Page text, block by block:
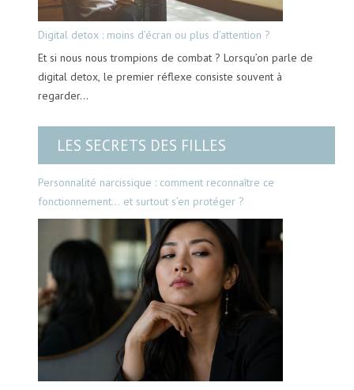
Digital detox : moins d’écran ou plus d’attention ?
Et si nous nous trompions de combat ? Lorsqu’on parle de
digital detox, le premier réflexe consiste souvent à
regarder…
LES SECRETS DES FILLES
Personnalité narcissique : comment reconnaître ce
fonctionnement… et surtout s’en protéger ?